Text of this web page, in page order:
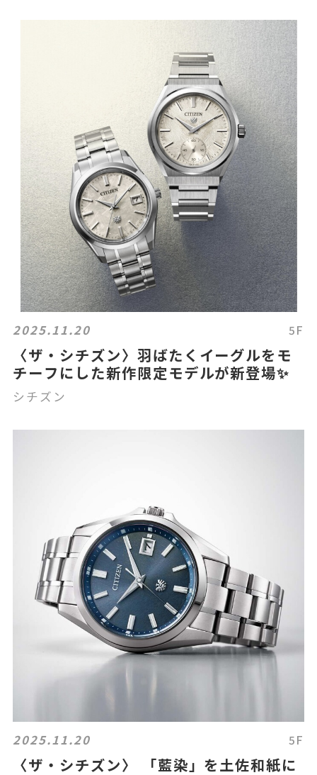
2025.11.20 5F
〈ザ・シチズン〉羽ばたくイーグルをモ
チーフにした新作限定モデルが新登場✨
シチズン
2025.11.20 5F
〈ザ・シチズン〉 「藍染」を土佐和紙に